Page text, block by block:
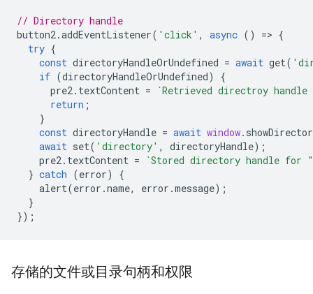
// Directory handle
button2.addEventListener( 'click' , async () => {
try {
const directoryHandleOrUndefined = await get(
if (directoryHandleOrUndefined)
{
pre2. textContent =
`Retrieved directroy
return ;
}
const directoryHandle = await window.
await set( 'directory' , directoryHandle);
pre2. textContent =
`Stored directory handle for "
} catch (error)
{
alert(error .name, error .message);
}
});
存储的文件或目录句柄和权限